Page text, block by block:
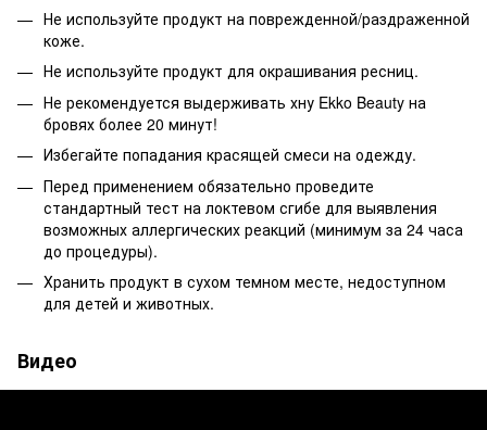
Не используйте продукт на поврежденной/раздраженной
коже.
Не используйте продукт для окрашивания ресниц.
Не рекомендуется выдерживать хну Ekko Beauty на
бровях более 20 минут!
Избегайте попадания красящей смеси на одежду.
Перед применением обязательно проведите
стандартный тест на локтевом сгибе для выявления
возможных аллергических реакций (минимум за 24 часа
до процедуры).
Хранить продукт в сухом темном месте, недоступном
для детей и животных.
Видео